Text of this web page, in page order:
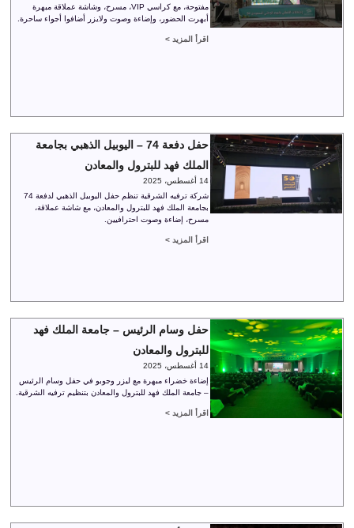
مفتوحة، مع كراسي VIP، مسرح، وشاشة عملاقة مبهرة
أبهرت الحضور، وإضاءة وصوت ولايزر أضافوا أجواء ساحرة.
اقرأ المزيد >
حفل دفعة 74 – اليوبيل الذهبي بجامعة
الملك فهد للبترول والمعادن
14 أغسطس، 2025
شركة ترفيه الشرقية تنظم حفل اليوبيل الذهبي لدفعة 74
بجامعة الملك فهد للبترول والمعادن، مع شاشة عملاقة،
مسرح، إضاءة وصوت احترافيين.
اقرأ المزيد >
حفل وسام الرئيس – جامعة الملك فهد
للبترول والمعادن
14 أغسطس، 2025
إضاءة خضراء مبهرة مع ليزر وجوبو في حفل وسام الرئيس
– جامعة الملك فهد للبترول والمعادن بتنظيم ترفيه الشرقية.
اقرأ المزيد >